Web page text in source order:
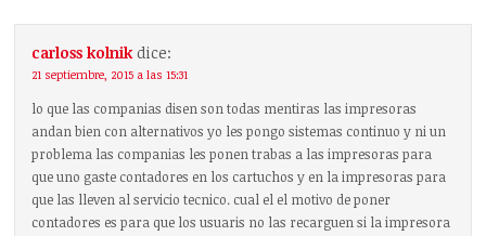
carloss kolnik dice:
21 septiembre, 2015 a las 15:31
lo que las companias disen son todas mentiras las impresoras
andan bien con alternativos yo les pongo sistemas continuo y ni un
problema las companias les ponen trabas a las impresoras para
que uno gaste contadores en los cartuchos y en la impresoras para
que las lleven al servicio tecnico. cual el el motivo de poner
contadores es para que los usuaris no las recarguen si la impresora